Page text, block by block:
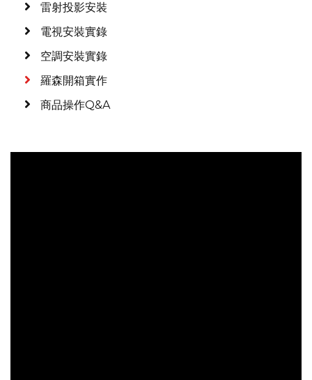
雷射投影安裝
電視安裝實錄
空調安裝實錄
羅森開箱實作
商品操作Q&A